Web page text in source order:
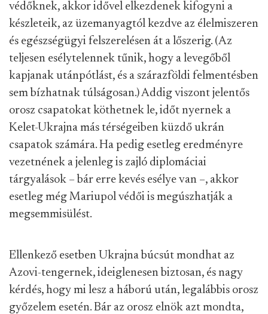
védőknek, akkor idővel elkezdenek kifogyni a
készleteik, az üzemanyagtól kezdve az élelmiszeren
és egészségügyi felszerelésen át a lőszerig. (Az
teljesen esélytelennek tűnik, hogy a levegőből
kapjanak utánpótlást, és a szárazföldi felmentésben
sem bízhatnak túlságosan.) Addig viszont jelentős
orosz csapatokat köthetnek le, időt nyernek a
Kelet-Ukrajna más térségeiben küzdő ukrán
csapatok számára. Ha pedig esetleg eredményre
vezetnének a jelenleg is zajló diplomáciai
tárgyalások – bár erre kevés esélye van –, akkor
esetleg még Mariupol védői is megúszhatják a
megsemmisülést.
Ellenkező esetben Ukrajna búcsút mondhat az
Azovi-tengernek, ideiglenesen biztosan, és nagy
kérdés, hogy mi lesz a háború után, legalábbis orosz
győzelem esetén. Bár az orosz elnök azt mondta,